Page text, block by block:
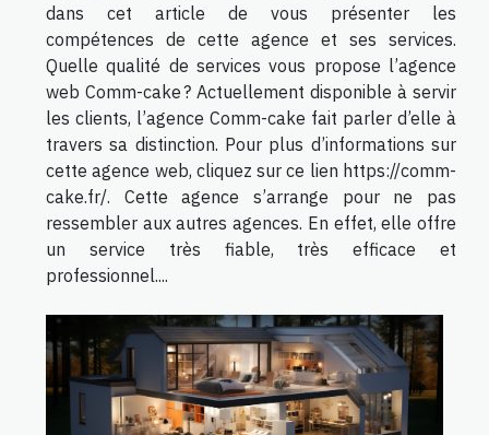
dans cet article de vous présenter les
compétences de cette agence et ses services.
Quelle qualité de services vous propose l’agence
web Comm-cake ? Actuellement disponible à servir
les clients, l’agence Comm-cake fait parler d’elle à
travers sa distinction. Pour plus d’informations sur
cette agence web, cliquez sur ce lien https://comm-
cake.fr/. Cette agence s’arrange pour ne pas
ressembler aux autres agences. En effet, elle offre
un service très fiable, très efficace et
professionnel....